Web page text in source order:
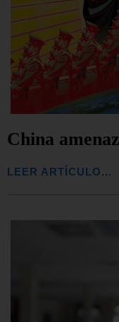
China
LEER ARTÍCULO...